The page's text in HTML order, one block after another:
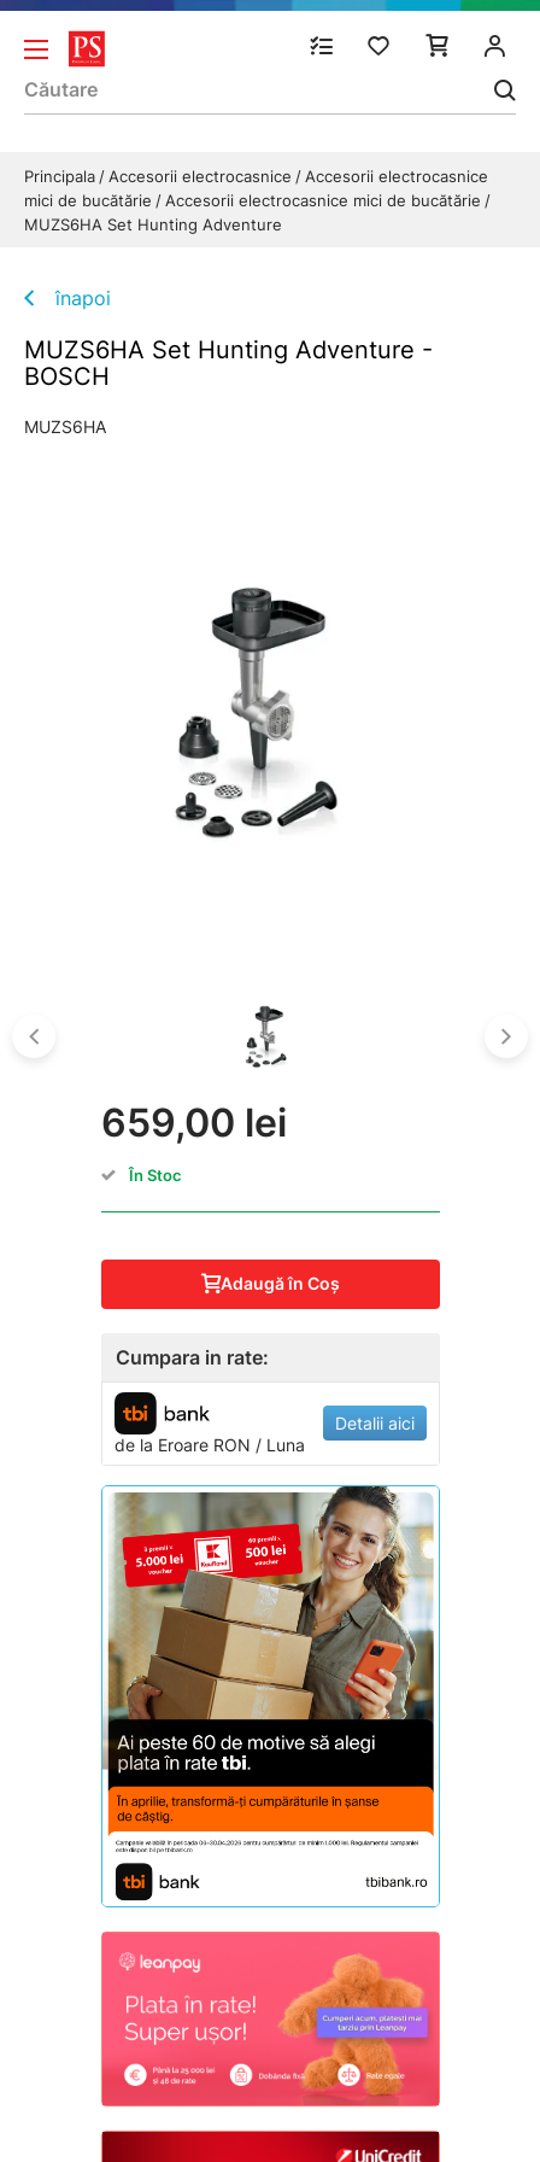
Principala Accesorii electrocasnice
Accesorii electrocasnice
mici de bucătărie
Accesorii electrocasnice mici de bucătărie
MUZS6HA Set Hunting Adventure
înapoi
MUZS6HA Set Hunting Adventure -
BOSCH
MUZS6HA
659,00 lei
În Stoc
Adaugă în Coş
Cumpara in rate:
de la EroareRON / Luna
Detalii aici